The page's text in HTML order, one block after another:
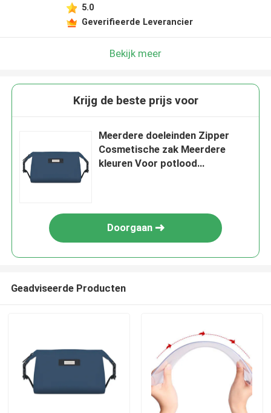
5.0
Geverifieerde Leverancier
Bekijk meer
Krijg de beste prijs voor
Meerdere doeleinden Zipper
Cosmetische zak Meerdere
kleuren Voor potlood
Doorgaan
Geadviseerde Producten